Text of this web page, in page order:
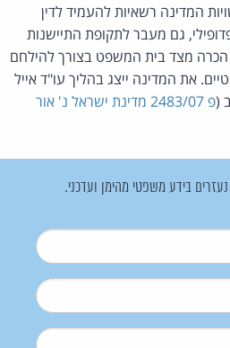
המדינה רשאיות להעמיד לדין
גם מעבר לתקופת התיישנות
הכרה מצד בית המשפט בצורך להילחם
את המדינה ייצג בהליך עו"ד אייל
(
פ 2483/07 מדינת ישראל נ' אור
בידע משפטי מהימן ועדכני.